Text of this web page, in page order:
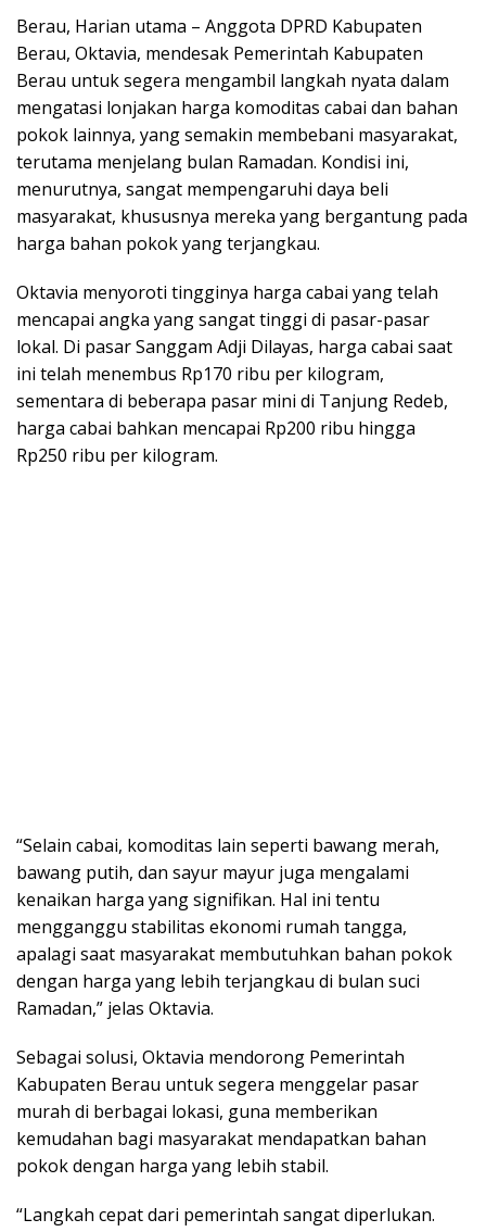
Berau, Harian utama – Anggota DPRD Kabupaten
Berau, Oktavia, mendesak Pemerintah Kabupaten
Berau untuk segera mengambil langkah nyata dalam
mengatasi lonjakan harga komoditas cabai dan bahan
pokok lainnya, yang semakin membebani masyarakat,
terutama menjelang bulan Ramadan. Kondisi ini,
menurutnya, sangat mempengaruhi daya beli
masyarakat, khususnya mereka yang bergantung pada
harga bahan pokok yang terjangkau.
Oktavia menyoroti tingginya harga cabai yang telah
mencapai angka yang sangat tinggi di pasar-pasar
lokal. Di pasar Sanggam Adji Dilayas, harga cabai saat
ini telah menembus Rp170 ribu per kilogram,
sementara di beberapa pasar mini di Tanjung Redeb,
harga cabai bahkan mencapai Rp200 ribu hingga
Rp250 ribu per kilogram.
“Selain cabai, komoditas lain seperti bawang merah,
bawang putih, dan sayur mayur juga mengalami
kenaikan harga yang signifikan. Hal ini tentu
mengganggu stabilitas ekonomi rumah tangga,
apalagi saat masyarakat membutuhkan bahan pokok
dengan harga yang lebih terjangkau di bulan suci
Ramadan,” jelas Oktavia.
Sebagai solusi, Oktavia mendorong Pemerintah
Kabupaten Berau untuk segera menggelar pasar
murah di berbagai lokasi, guna memberikan
kemudahan bagi masyarakat mendapatkan bahan
pokok dengan harga yang lebih stabil.
“Langkah cepat dari pemerintah sangat diperlukan.